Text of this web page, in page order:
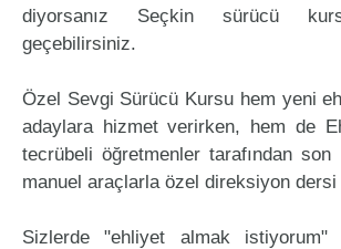
diyorsanız Seçkin sürücü
geçebilirsiniz.
Özel Sevgi Sürücü Kursu hem yeni
adaylara hizmet verirken, hem de
tecrübeli öğretmenler tarafından
manuel araçlarla özel direksiyon
Sizlerde "ehliyet almak